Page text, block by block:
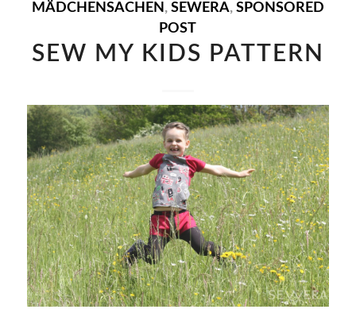
MÄDCHENSACHEN , SEWERA, SPONSORED
POST
SEW MY KIDS PATTERN